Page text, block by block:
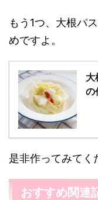
もう1つ、大根パ
めですよ。
大
の
是非作ってみてく
おすすめ関連